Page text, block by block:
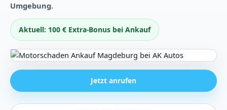
Umgebung.
Aktuell: 100 € Extra-Bonus bei Ankauf
Jetzt anrufen